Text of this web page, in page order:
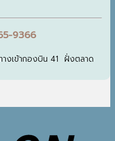
9366
งเข้ากองบิน 41 ฝั่งตลาด